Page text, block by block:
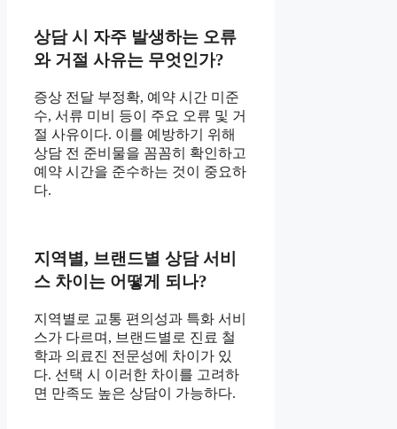
상담 시 자주 발생하는 오류
와 거절 사유는 무엇인가?
증상 전달 부정확, 예약 시간 미준
수, 서류 미비 등이 주요 오류 및 거
절 사유이다. 이를 예방하기 위해
상담 전 준비물을 꼼꼼히 확인하고
예약 시간을 준수하는 것이 중요하
다.
지역별, 브랜드별 상담 서비
스 차이는 어떻게 되나?
지역별로 교통 편의성과 특화 서비
스가 다르며, 브랜드별로 진료 철
학과 의료진 전문성에 차이가 있
다. 선택 시 이러한 차이를 고려하
면 만족도 높은 상담이 가능하다.